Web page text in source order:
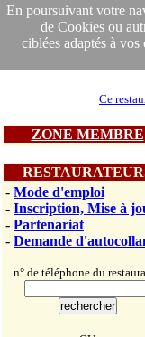
En poursuivant votre
de Cookies ou
ciblées adaptés à vos
Ce
ZONE MEMBRE
- Mode d'emploi
- Inscription, Mise à
- Partenariat
- Demande
n° de téléphone du